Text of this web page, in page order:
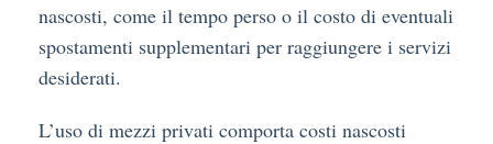
nascosti, come il tempo perso o il costo di eventuali
spostamenti supplementari per raggiungere i servizi
desiderati.
L’uso di mezzi privati comporta costi nascosti